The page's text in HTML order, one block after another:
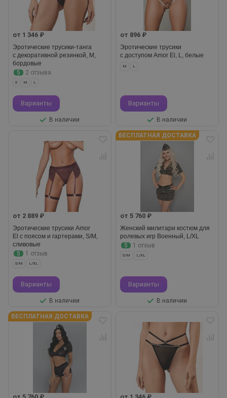
от 1 346 ₽
Эротические трусики-танга
с декоративной резинкой, M,
бордовые
5
2 отзыва
S M L
Варианты
В наличии
от 896 ₽
Эротические трусики
с доступом Amor El, L, белые
M L
Варианты
В наличии
от 2 889 ₽
Эротические трусики Amor
El с поясом и гартерами, S/M,
сливовые
5
1 отзыв
S/M L/XL
Варианты
В наличии
БЕСПЛАТНАЯ ДОСТАВКА
от 5 760 ₽
Женский милитари костюм для
ролевых игр Военный, L/XL
5
1 отзыв
S/M L/XL
Варианты
В наличии
БЕСПЛАТНАЯ ДОСТАВКА